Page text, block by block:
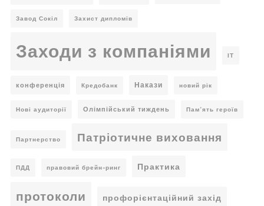
Завод Сокіл Захист дипломів
Заходи з компаніями ІТ
конференція Кредобанк Накази новий рік
Нові аудиторії Олімпійський тиждень Пам’ять героїв
Партнерство Патріотичне виховання
ПДД правовий брейн-ринг Практика
протоколи профорієнтаційний захід